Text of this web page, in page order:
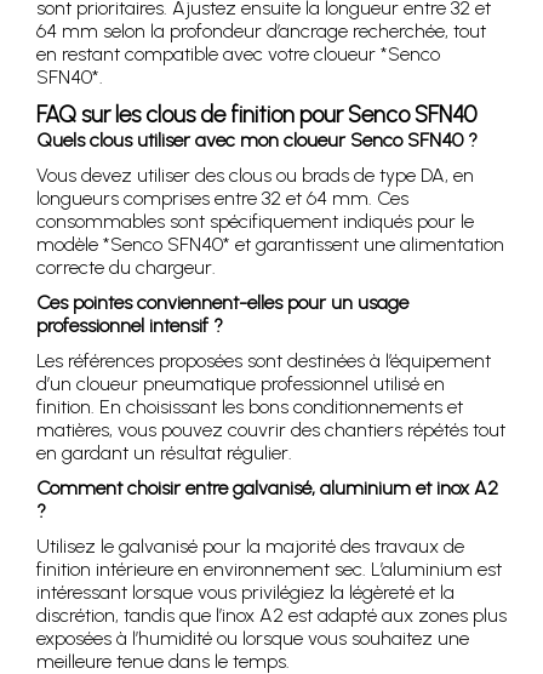
sont prioritaires. Ajustez ensuite la longueur entre 32 et
64 mm selon la profondeur d’ancrage recherchée, tout
en restant compatible avec votre cloueur *Senco
SFN40*.
FAQ sur les clous de finition pour Senco SFN40
Quels clous utiliser avec mon cloueur Senco SFN40 ?
Vous devez utiliser des clous ou brads de type DA, en
longueurs comprises entre 32 et 64 mm. Ces
consommables sont spécifiquement indiqués pour le
modèle *Senco SFN40* et garantissent une alimentation
correcte du chargeur.
Ces pointes conviennent-elles pour un usage
professionnel intensif ?
Les références proposées sont destinées à l’équipement
d’un cloueur pneumatique professionnel utilisé en
finition. En choisissant les bons conditionnements et
matières, vous pouvez couvrir des chantiers répétés tout
en gardant un résultat régulier.
Comment choisir entre galvanisé, aluminium et inox A2
?
Utilisez le galvanisé pour la majorité des travaux de
finition intérieure en environnement sec. L’aluminium est
intéressant lorsque vous privilégiez la légèreté et la
discrétion, tandis que l’inox A2 est adapté aux zones plus
exposées à l’humidité ou lorsque vous souhaitez une
meilleure tenue dans le temps.